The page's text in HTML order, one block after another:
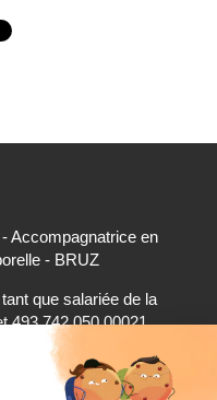
Accompagnatrice en
- BRUZ
que salariée de la
493 742 050 00021
par carte bancaire,
espèces